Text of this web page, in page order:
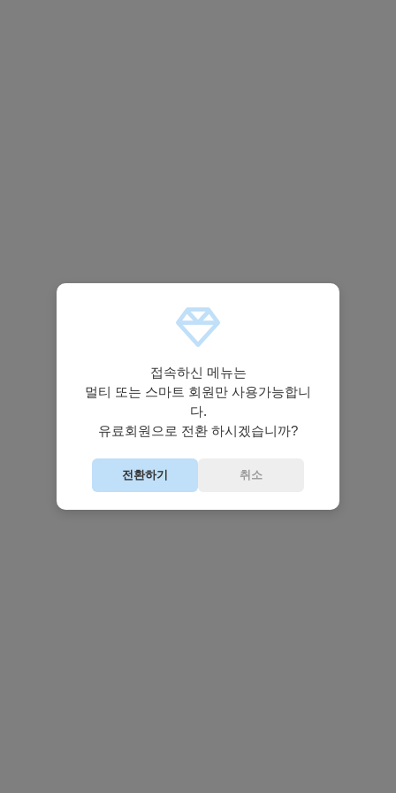
접속하신 메뉴는
멀티 또는 스마트 회원만 사용가능합니
다.
유료회원으로 전환 하시겠습니까?
전환하기 취소